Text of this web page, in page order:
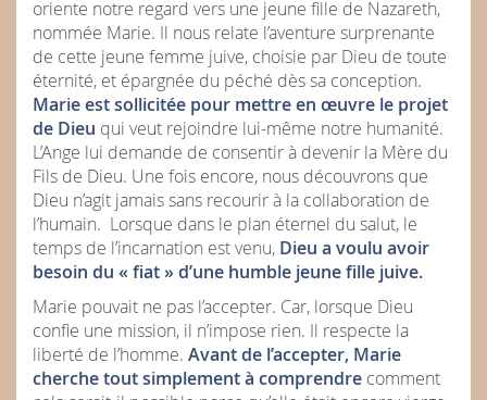
oriente notre regard vers une jeune fille de Nazareth,
nommée Marie. Il nous relate l’aventure surprenante
de cette jeune femme juive, choisie par Dieu de toute
éternité, et épargnée du péché dès sa conception.
Marie est sollicitée pour mettre en œuvre le projet
de Dieu qui veut rejoindre lui-même notre humanité.
L’Ange lui demande de consentir à devenir la Mère du
Fils de Dieu. Une fois encore, nous découvrons que
Dieu n’agit jamais sans recourir à la collaboration de
l’humain. Lorsque dans le plan éternel du salut, le
temps de l’incarnation est venu, Dieu a voulu avoir
besoin du « fiat » d’une humble jeune fille juive.
Marie pouvait ne pas l’accepter. Car, lorsque Dieu
confie une mission, il n’impose rien. Il respecte la
liberté de l’homme. Avant de l’accepter, Marie
cherche tout simplement à comprendre comment